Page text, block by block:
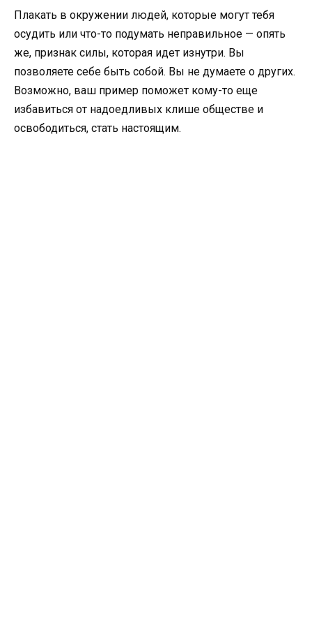
Плакать в окружении людей, которые могут тебя
осудить или что-то подумать неправильное — опять
же, признак силы, которая идет изнутри. Вы
позволяете себе быть собой. Вы не думаете о других.
Возможно, ваш пример поможет кому-то еще
избавиться от надоедливых клише обществе и
освободиться, стать настоящим.